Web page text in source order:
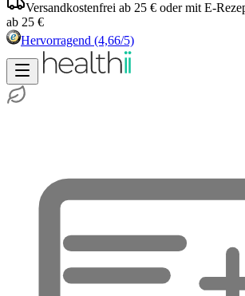
Versandkostenfrei ab 25 € oder mit E-
ab 25 €
Hervorragend (4,66/5)